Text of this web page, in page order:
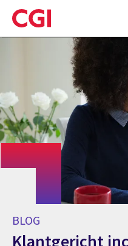
Skip
to
main
BLOG
Klantgericht